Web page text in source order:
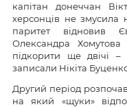
капітан донеччан
херсонців не змусила
паритет відновив
Олександра Хомутова
підкорити ще двічі
записали Нікіта
Другий період
на який «щуки»